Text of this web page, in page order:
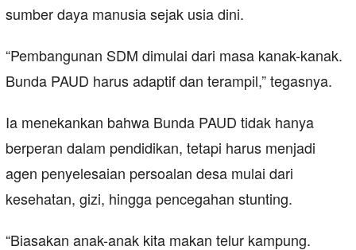
sumber daya manusia sejak usia dini.
“Pembangunan SDM dimulai dari masa kanak-kanak.
Bunda PAUD harus adaptif dan terampil,” tegasnya.
Ia menekankan bahwa Bunda PAUD tidak hanya
berperan dalam pendidikan, tetapi harus menjadi
agen penyelesaian persoalan desa mulai dari
kesehatan, gizi, hingga pencegahan stunting.
“Biasakan anak-anak kita makan telur kampung.